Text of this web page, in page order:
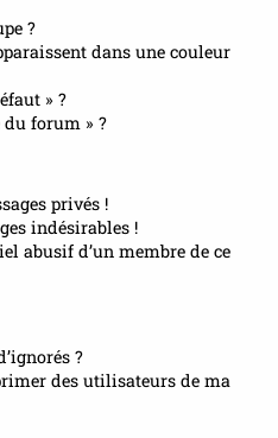
?
dans une couleur
» ?
du forum » ?
privés !
indésirables !
abusif d’un membre de ce
?
des utilisateurs de ma